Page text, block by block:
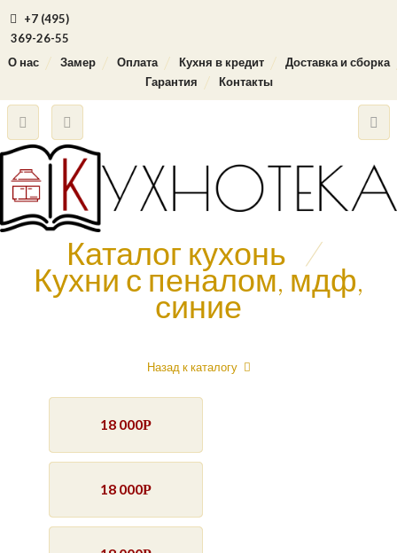
+7 (495)
369-26-55
О нас
Замер Оплата Кухня в кредит
Доставка и сборка
Гарантия
Контакты
Каталог кухонь /
Кухни с пеналом, мдф,
синие
Назад к каталогу
18 000Р
18 000Р